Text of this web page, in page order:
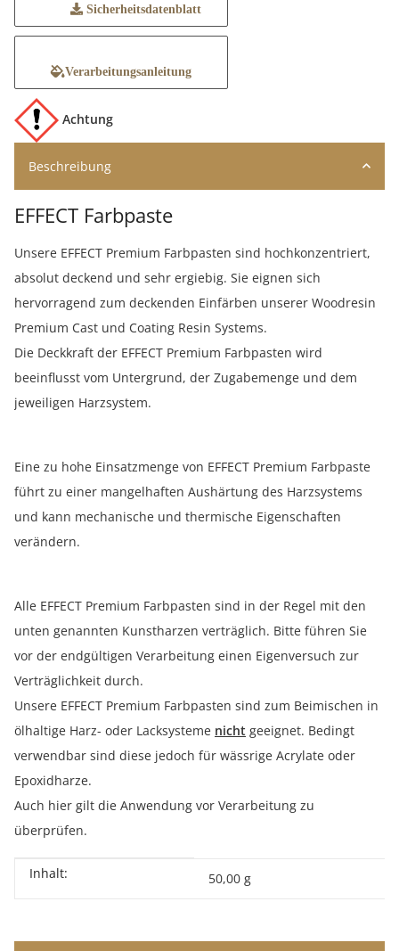
Sicherheitsdatenblatt
Verarbeitungsanleitung
Achtung
Beschreibung
EFFECT Farbpaste
Unsere EFFECT Premium Farbpasten sind hochkonzentriert,
absolut deckend und sehr ergiebig. Sie eignen sich
hervorragend zum deckenden Einfärben unserer Woodresin
Premium Cast und Coating Resin Systems.
Die Deckkraft der EFFECT Premium Farbpasten wird
beeinflusst vom Untergrund, der Zugabemenge und dem
jeweiligen Harzsystem.
Eine zu hohe Einsatzmenge von EFFECT Premium Farbpaste
führt zu einer mangelhaften Aushärtung des Harzsystems
und kann mechanische und thermische Eigenschaften
verändern.
Alle EFFECT Premium Farbpasten sind in der Regel mit den
unten genannten Kunstharzen verträglich. Bitte führen Sie
vor der endgültigen Verarbeitung einen Eigenversuch zur
Verträglichkeit durch.
Unsere EFFECT Premium Farbpasten sind zum Beimischen in
ölhaltige Harz- oder Lacksysteme nicht geeignet. Bedingt
verwendbar sind diese jedoch für wässrige Acrylate oder
Epoxidharze.
Auch hier gilt die Anwendung vor Verarbeitung zu
überprüfen.
Produkteigenschaft
Wert
Inhalt: 50,00 g